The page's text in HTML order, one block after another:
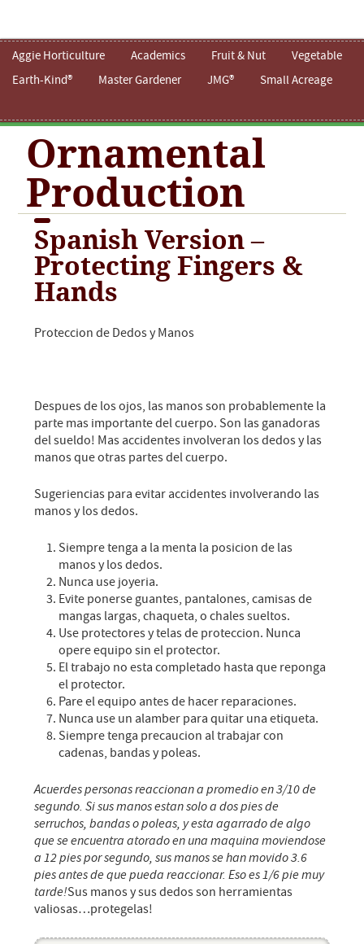
Aggie Horticulture Academics Fruit & Nut
Vegetable
Earth-Kind®
Master Gardener JMG® Small Acreage
Ornamental
Production
Spanish Version –
Protecting Fingers &
Hands
Proteccion de Dedos y Manos
Despues de los ojos, las manos son probablemente la
parte mas importante del cuerpo. Son las ganadoras
del sueldo! Mas accidentes involveran los dedos y las
manos que otras partes del cuerpo.
Sugeriencias para evitar accidentes involverando las
manos y los dedos.
Siempre tenga a la menta la posicion de las
manos y los dedos.
Nunca use joyeria.
Evite ponerse guantes, pantalones, camisas de
mangas largas, chaqueta, o chales sueltos.
Use protectores y telas de proteccion. Nunca
opere equipo sin el protector.
El trabajo no esta completado hasta que reponga
el protector.
Pare el equipo antes de hacer reparaciones.
Nunca use un alamber para quitar una etiqueta.
Siempre tenga precaucion al trabajar con
cadenas, bandas y poleas.
Acuerdes personas reaccionan a promedio en 3/10 de
segundo. Si sus manos estan solo a dos pies de
serruchos, bandas o poleas, y esta agarrado de algo
que se encuentra atorado en una maquina moviendose
a 12 pies por segundo, sus manos se han movido 3.6
pies antes de que pueda reaccionar. Eso es 1/6 pie muy
tarde!Sus manos y sus dedos son herramientas
valiosas…protegelas!